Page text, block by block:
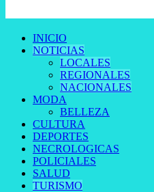
INICIO
NOTICIAS
LOCALES
REGIONALES
NACIONALES
MODA
BELLEZA
CULTURA
DEPORTES
NECROLOGICAS
POLICIALES
SALUD
TURISMO